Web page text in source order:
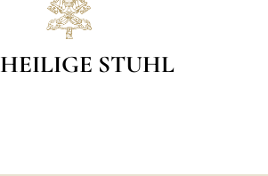
HEILIGE STUHL